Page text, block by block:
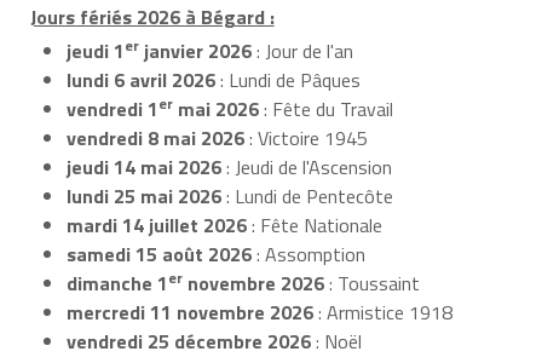
Jours fériés 2026 à Bégard :
jeudi 1er janvier 2026: Jour de l'an
lundi 6 avril 2026: Lundi de Pâques
vendredi 1er mai 2026: Fête du Travail
vendredi 8 mai 2026: Victoire 1945
jeudi 14 mai 2026: Jeudi de l'Ascension
lundi 25 mai 2026: Lundi de Pentecôte
mardi 14 juillet 2026: Fête Nationale
samedi 15 août 2026: Assomption
dimanche 1er novembre 2026: Toussaint
mercredi 11 novembre 2026: Armistice 1918
vendredi 25 décembre 2026: Noël